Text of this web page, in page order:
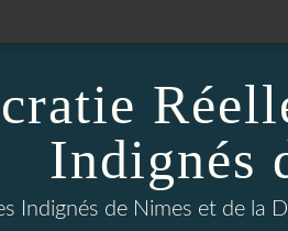
Indignés
Indignés de Nimes et de la